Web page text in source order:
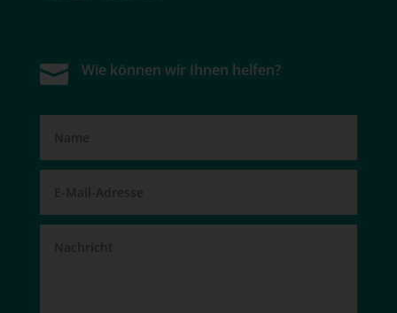
 Wie können wir Ihnen helfen?